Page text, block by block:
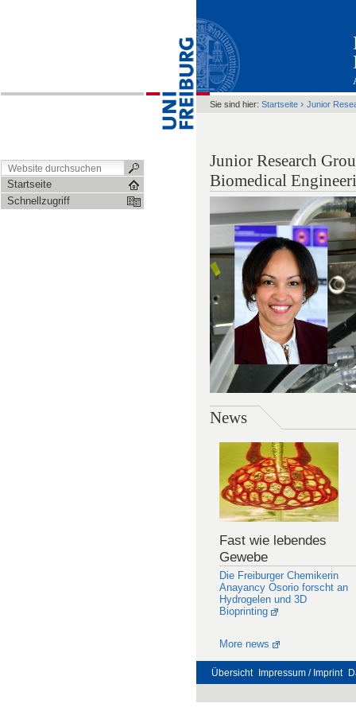
Startseite
Schnellzugriff
Sie sind hier: Startseite › Junior
Junior Research
Biomedical
News
Fast wie lebendes
Gewebe
Die Freiburger Chemikerin
Anayancy Osorio forscht an
Hydrogelen und 3D
Bioprinting
More news
Übersicht Impressum / Imprint